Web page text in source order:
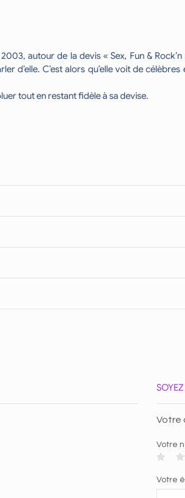
autour de la devis « Sex, Fun &
d’elle. C’est alors qu’elle voit de
tout en restant fidèle à sa devise.
Votre
Votre
Votre